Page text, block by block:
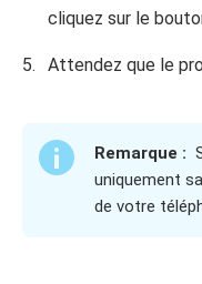
cliquez sur le
Attendez que le
Remarque :
uniquement
de votre